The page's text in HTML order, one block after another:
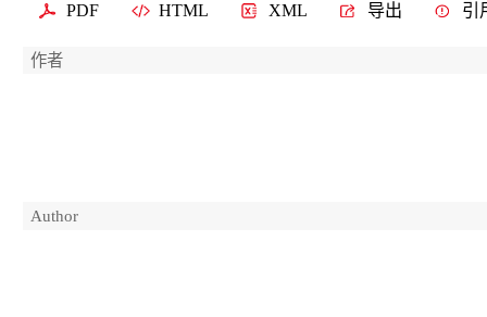
PDF HTML XML 导出 引
作者
Author